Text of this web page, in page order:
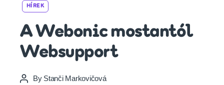
HÍREK
A Webonic mostantól
Websupport
PostBy Stanči Markovičová